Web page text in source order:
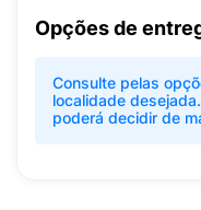
Opções de
Consulte pelas
localidade
poderá decidir de